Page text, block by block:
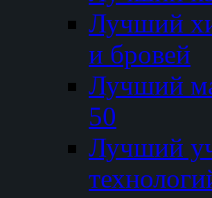
Лучший
и бровей
Лучший
50
Лучший